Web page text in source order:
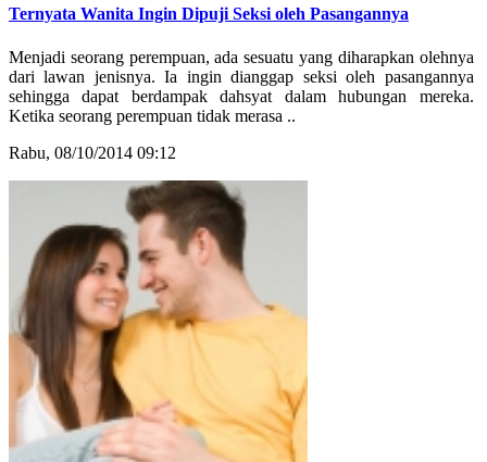
Ternyata Wanita Ingin Dipuji Seksi oleh Pasangannya
Menjadi seorang perempuan, ada sesuatu yang diharapkan olehnya
dari lawan jenisnya. Ia ingin dianggap seksi oleh pasangannya
sehingga dapat berdampak dahsyat dalam hubungan mereka.
Ketika seorang perempuan tidak merasa ..
Rabu, 08/10/2014 09:12